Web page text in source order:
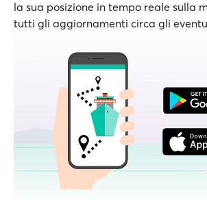
la sua posizione in tempo reale sulla
tutti gli aggiornamenti circa gli